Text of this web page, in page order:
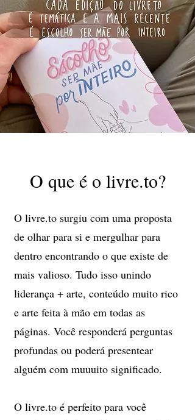
O que é o livre.to?
O livre.to surgiu com uma proposta
de olhar para si e mergulhar para
dentro encontrando o que existe de
mais valioso. Tudo isso unindo
liderança + arte, conteúdo muito rico
e arte feita à mão em todas as
páginas. Você responderá perguntas
profundas ou poderá presentear
alguém com muuuito significado.
O livre.to é perfeito para você